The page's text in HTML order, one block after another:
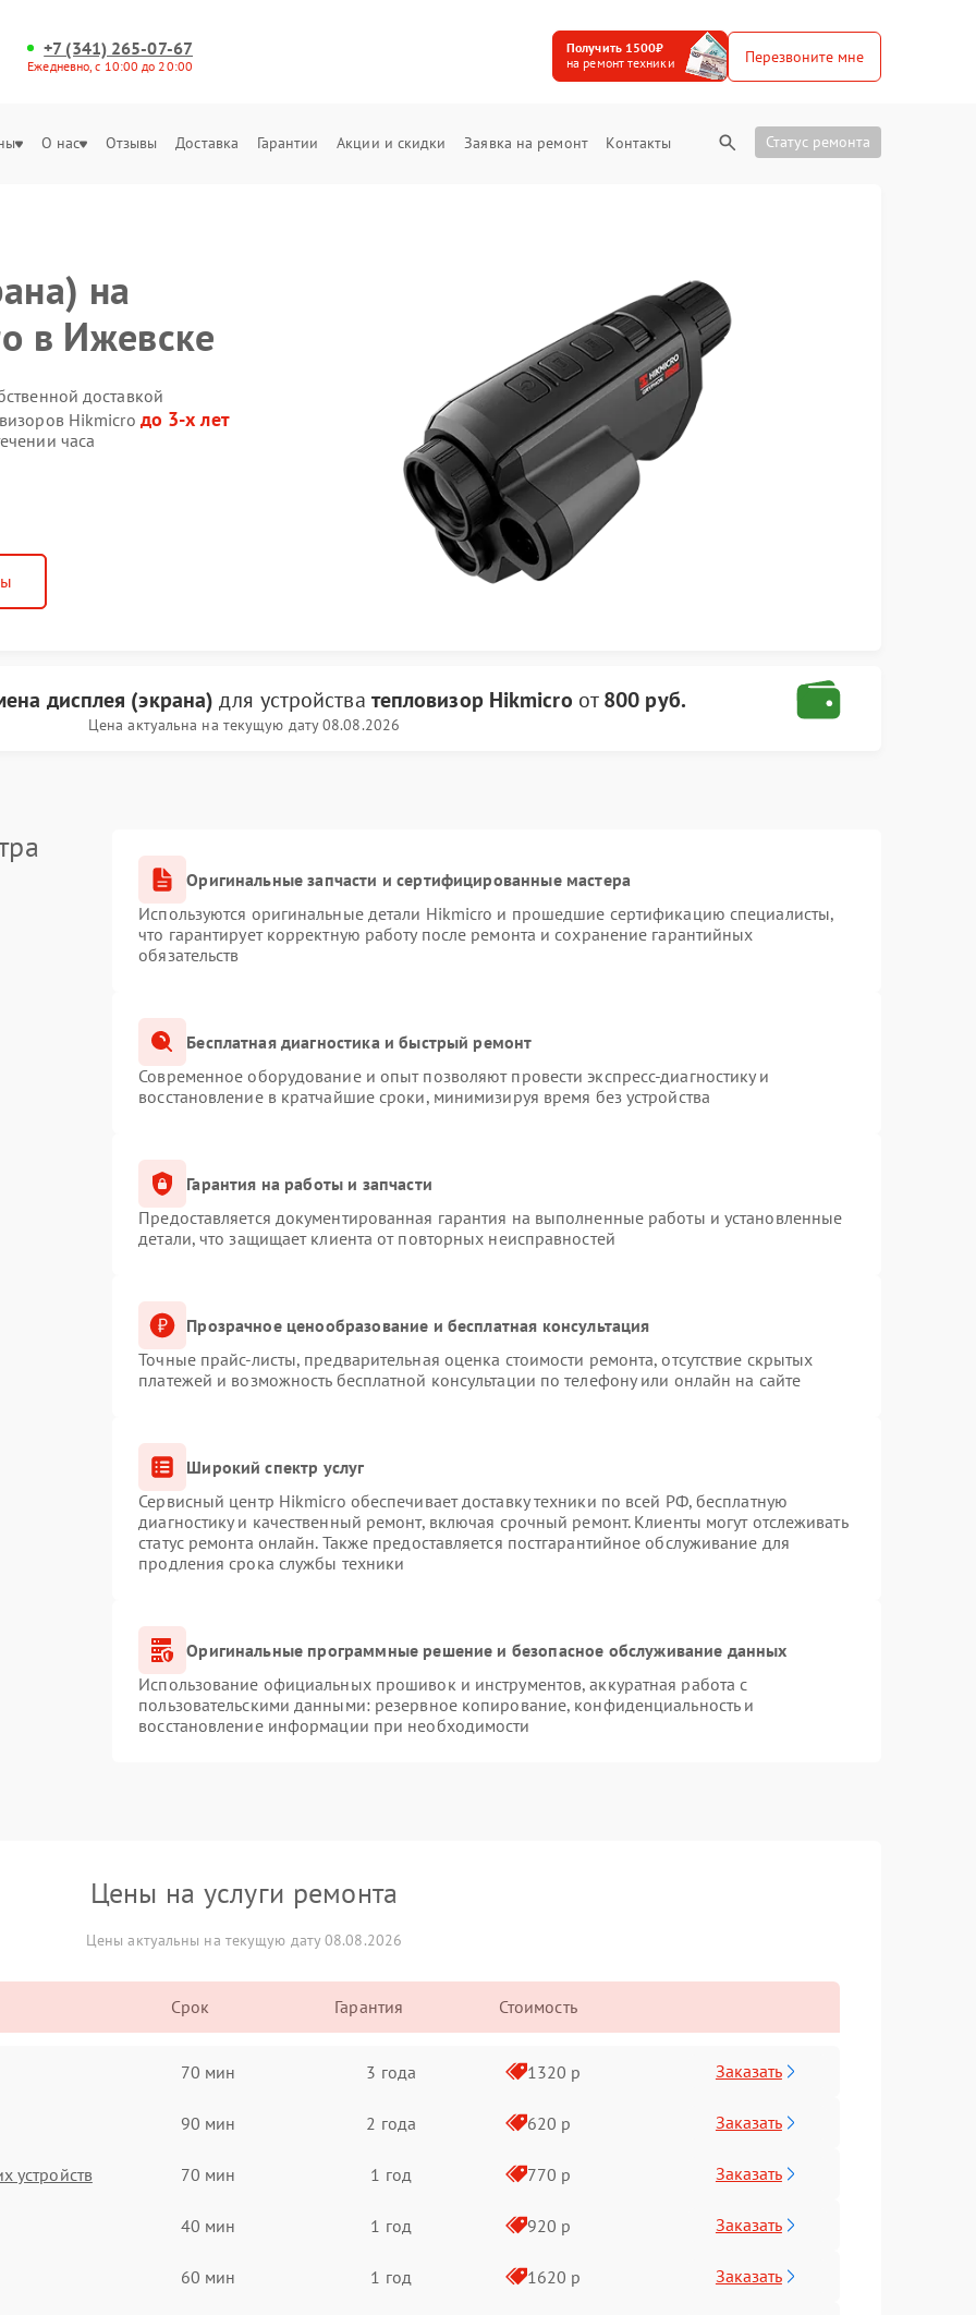
+7 (341) 265-07-67
Ежедневно, с 10:00 до 20:00
Получить 1500₽
на ремонт техники
Перезвоните мне
О нас Отзывы Доставка Гарантии Акции и скидки Заявка на ремонт Контакты Статус ремонта
на
в Ижевске
доставкой
Hikmicro до 3-х лет
часа
дисплея (экрана) для устройства тепловизор Hikmicro от800 руб.
Цена актуальна на текущую дату 08.08.2026
Оригинальные запчасти и сертифицированные мастера
Используются оригинальные детали Hikmicro и прошедшие сертификацию специалисты,
что гарантирует корректную работу после ремонта и сохранение гарантийных
обязательств
Бесплатная диагностика и быстрый ремонт
Современное оборудование и опыт позволяют провести экспресс-диагностику и
восстановление в кратчайшие сроки, минимизируя время без устройства
Гарантия на работы и запчасти
Предоставляется документированная гарантия на выполненные работы и установленные
детали, что защищает клиента от повторных неисправностей
Прозрачное ценообразование и бесплатная консультация
Точные прайс-листы, предварительная оценка стоимости ремонта, отсутствие скрытых
платежей и возможность бесплатной консультации по телефону или онлайн на сайте
Широкий спектр услуг
Сервисный центр Hikmicro обеспечивает доставку техники по всей РФ, бесплатную
диагностику и качественный ремонт, включая срочный ремонт. Клиенты могут отслеживать
статус ремонта онлайн. Также предоставляется постгарантийное обслуживание для
продления срока службы техники
Оригинальные программные решение и безопасное обслуживание данных
Использование официальных прошивок и инструментов, аккуратная работа с
пользовательскими данными: резервное копирование, конфиденциальность и
восстановление информации при необходимости
Цены на услуги ремонта
Цены актуальны на текущую дату 08.08.2026
Срок Гарантия Стоимость
70 мин 3 года 1320 р Заказать
90 мин 2 года 620 р Заказать
устройств 70 мин 1 год 770 р Заказать
40 мин 1 год 920 р Заказать
60 мин 1 год 1620 р Заказать